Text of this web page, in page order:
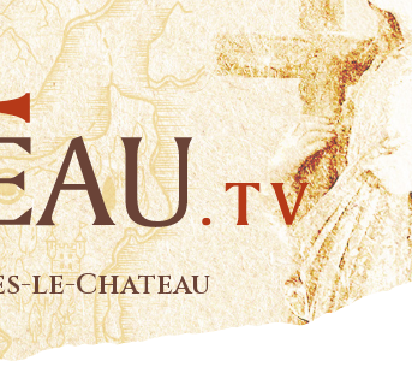
le-Chateau